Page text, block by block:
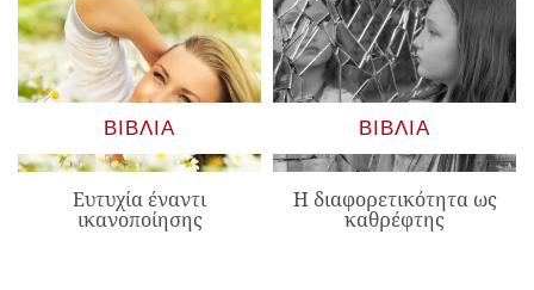
ΒΙΒΛΊΑ
Ευτυχία έναντι
ικανοποίησης
ΒΙΒΛΊΑ
Η διαφορετικότητα ως
καθρέφτης